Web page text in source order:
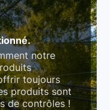
notre
toujours
produits sont
de contrôles !